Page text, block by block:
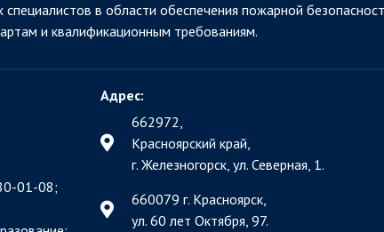
в области обеспечения пожарной
и квалификационным требованиям.
01-08;
Адрес:
662972,
Красноярский край,
г. Железногорск, ул. Северная, 1.
660079 г. Красноярск,
ул. 60 лет Октября, 97.